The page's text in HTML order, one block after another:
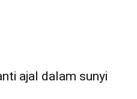
ajal dalam sunyi